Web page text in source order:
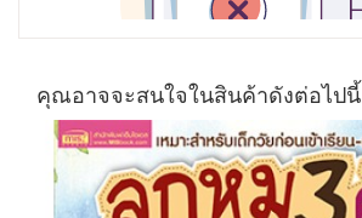
คุณอาจจะสนใจในสินค้าดังต่อไปนี้